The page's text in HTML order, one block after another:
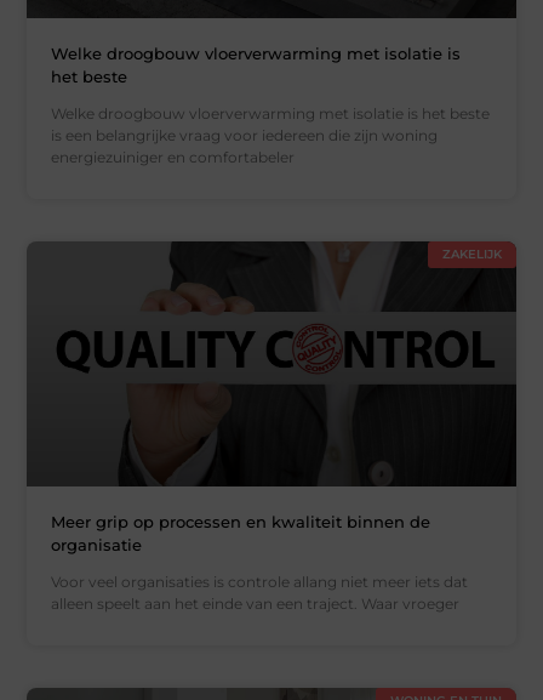
Welke droogbouw vloerverwarming met isolatie is
het beste
Welke droogbouw vloerverwarming met isolatie is het beste
is een belangrijke vraag voor iedereen die zijn woning
energiezuiniger en comfortabeler
ZAKELIJK
Meer grip op processen en kwaliteit binnen de
organisatie
Voor veel organisaties is controle allang niet meer iets dat
alleen speelt aan het einde van een traject. Waar vroeger